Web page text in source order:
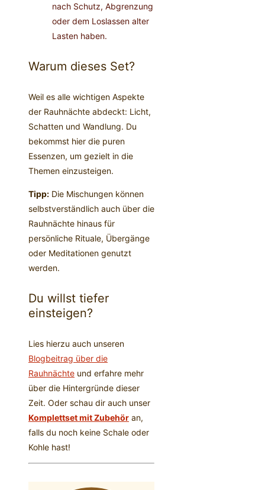
nach Schutz, Abgrenzung
oder dem Loslassen alter
Lasten haben.
Warum dieses Set?
Weil es alle wichtigen Aspekte
der Rauhnächte abdeckt: Licht,
Schatten und Wandlung. Du
bekommst hier die puren
Essenzen, um gezielt in die
Themen einzusteigen.
Tipp: Die Mischungen können
selbstverständlich auch über die
Rauhnächte hinaus für
persönliche Rituale, Übergänge
oder Meditationen genutzt
werden.
Du willst tiefer
einsteigen?
Lies hierzu auch unseren
Blogbeitrag über die
Rauhnächte und erfahre mehr
über die Hintergründe dieser
Zeit. Oder schau dir auch unser
Komplettset mit Zubehör an,
falls du noch keine Schale oder
Kohle hast!